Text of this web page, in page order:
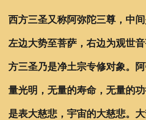
西方三圣又称阿弥陀三尊，中间
左边大势至菩萨，右边为观世
方三圣乃是净土宗专修对象。
量光明，无量的寿命，无量的
是表大慈悲，宇宙的大慈悲。